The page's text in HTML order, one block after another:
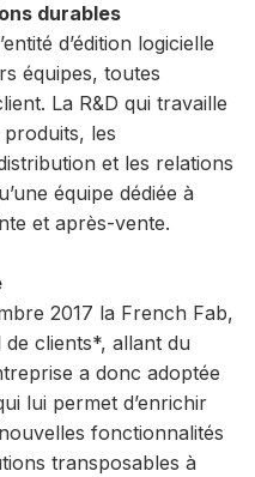
durables
d’édition logicielle
équipes, toutes
La R&D qui travaille
produits, les
et les relations
équipe dédiée à
et après-vente.
2017 la French Fab,
de clients*, allant du
a donc adoptée
lui permet d’enrichir
fonctionnalités
transposables à